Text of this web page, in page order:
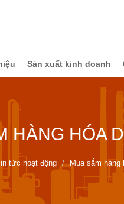
Sản xuất kinh doanh
HÀNG HÓA
tức hoạt động Mua sắm hàng